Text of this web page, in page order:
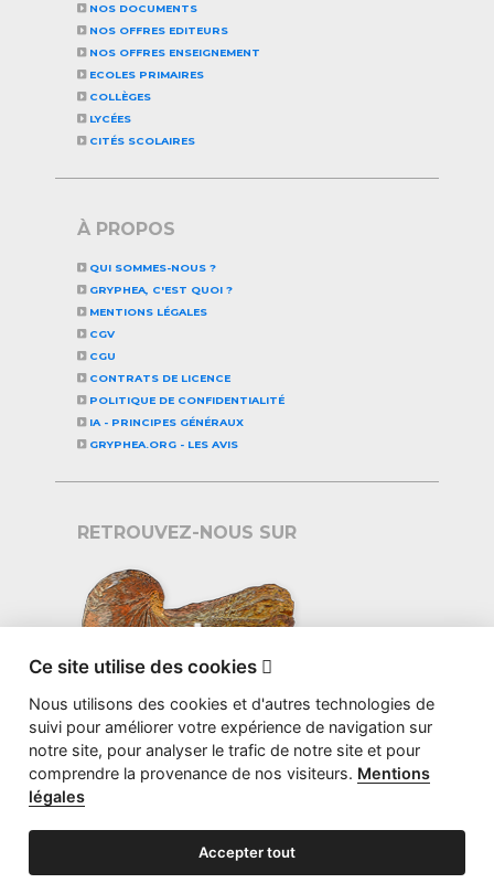
NOS DOCUMENTS
NOS OFFRES EDITEURS
NOS OFFRES ENSEIGNEMENT
ECOLES PRIMAIRES
COLLÈGES
LYCÉES
CITÉS SCOLAIRES
À PROPOS
QUI SOMMES-NOUS ?
GRYPHEA, C'EST QUOI ?
MENTIONS LÉGALES
CGV
CGU
CONTRATS DE LICENCE
POLITIQUE DE CONFIDENTIALITÉ
IA - PRINCIPES GÉNÉRAUX
GRYPHEA.ORG - LES AVIS
RETROUVEZ-NOUS SUR
©2026 GRYPHEA.ORG - CONCEPTIONSTUDIO BS
Ce site utilise des cookies 
Nous utilisons des cookies et d'autres technologies de
suivi pour améliorer votre expérience de navigation sur
notre site, pour analyser le trafic de notre site et pour
comprendre la provenance de nos visiteurs. Mentions
légales
Accepter tout